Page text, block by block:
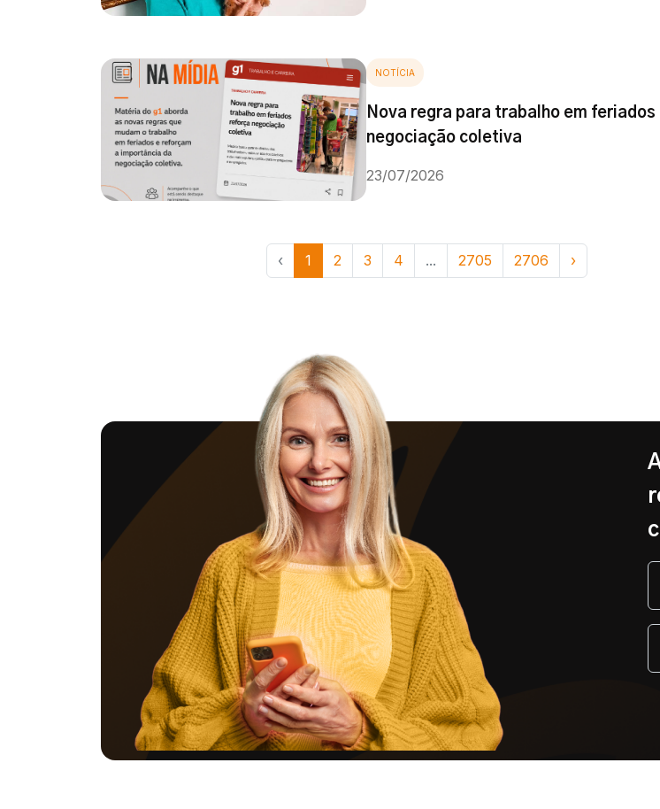
NOTÍCIA
Nova regra para trabalho em
negociação coletiva
23/07/2026
‹ 1 2 3 4 ... 2705 2706 ›